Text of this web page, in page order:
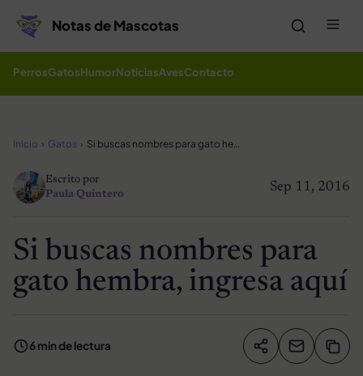
Notas de Mascotas
PerrosGatosHumorNoticiasAvesContacto
Inicio Gatos Si buscas nombres para gato hembra, ingresa aquí
Sep 11, 2016
Escrito por
Paula Quintero
Si buscas nombres para
gato hembra, ingresa aquí
6 min de lectura Compartir